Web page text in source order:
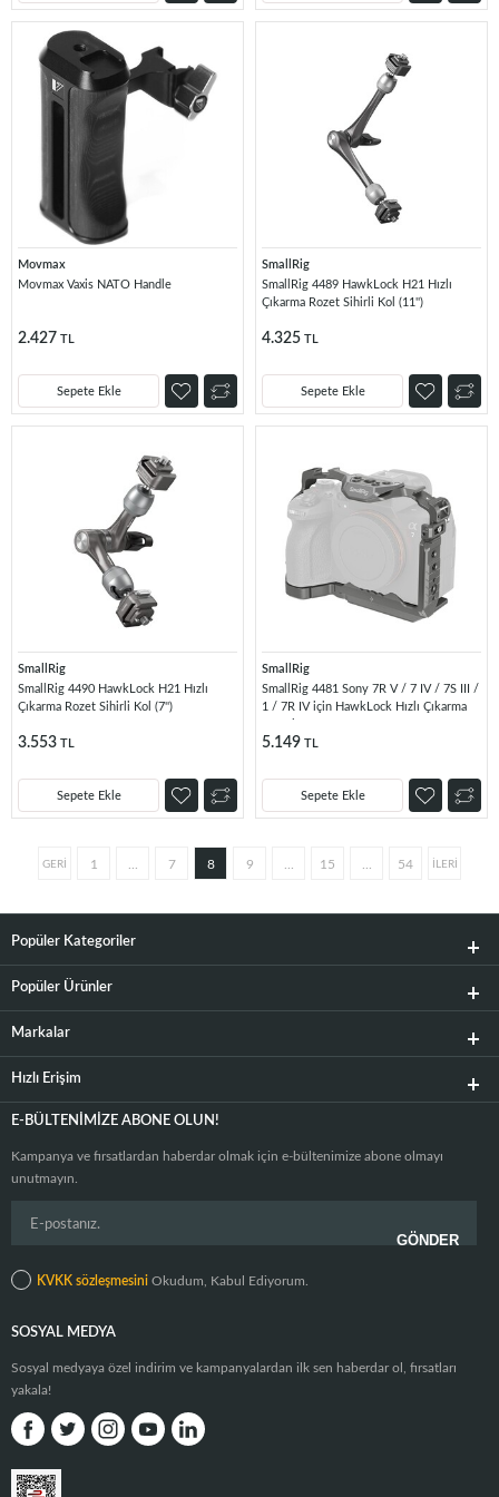
Movmax
Movmax Vaxis NATO Handle
2.427 TL
Sepete Ekle
SmallRig
SmallRig 4489 HawkLock H21 Hızlı
Çıkarma Rozet Sihirli Kol (11'')
4.325 TL
Sepete Ekle
SmallRig
SmallRig 4490 HawkLock H21 Hızlı
Çıkarma Rozet Sihirli Kol (7'')
3.553 TL
Sepete Ekle
SmallRig
SmallRig 4481 Sony 7R V / 7 IV / 7S III /
1 / 7R IV için HawkLock Hızlı Çıkarma
5.149 TL
Sepete Ekle
1 7 8 9 15 54
Popüler Kategoriler
Popüler Ürünler
Markalar
Hızlı Erişim
E-BÜLTENIMIZE ABONE OLUN!
Kampanya ve fırsatlardan haberdar olmak için e-bültenimize abone olmayı
unutmayın.
KVKK sözleşmesini Okudum, Kabul Ediyorum.
SOSYAL MEDYA
Sosyal medyaya özel indirim ve kampanyalardan ilk sen haberdar ol, fırsatları
yakala!